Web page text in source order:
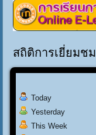
สถิติการเยี่ยมชม
Today
Yesterday
This Week